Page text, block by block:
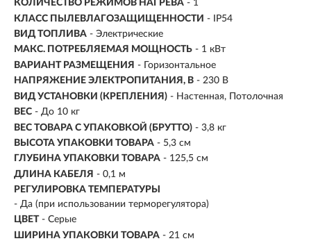
КОЛИЧЕСТВО РЕЖИМОВ НАГРЕВА - 1
КЛАСС ПЫЛЕВЛАГОЗАЩИЩЕННОСТИ - IP54
ВИД ТОПЛИВА - Электрические
МАКС. ПОТРЕБЛЯЕМАЯ МОЩНОСТЬ - 1 кВт
ВАРИАНТ РАЗМЕЩЕНИЯ - Горизонтальное
НАПРЯЖЕНИЕ ЭЛЕКТРОПИТАНИЯ, В - 230 В
ВИД УСТАНОВКИ (КРЕПЛЕНИЯ) - Настенная, Потолочная
ВЕС - До 10 кг
ВЕС ТОВАРА С УПАКОВКОЙ (БРУТТО) - 3,8 кг
ВЫСОТА УПАКОВКИ ТОВАРА - 5,3 см
ГЛУБИНА УПАКОВКИ ТОВАРА - 125,5 см
ДЛИНА КАБЕЛЯ - 0,1 м
РЕГУЛИРОВКА ТЕМПЕРАТУРЫ
- Да (при использовании терморегулятора)
ЦВЕТ - Серые
ШИРИНА УПАКОВКИ ТОВАРА - 21 см